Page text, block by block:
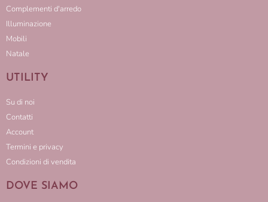
Complementi d'arredo
Illuminazione
Mobili
Natale
UTILITY
Su di noi
Contatti
Account
Termini e privacy
Condizioni di vendita
DOVE SIAMO